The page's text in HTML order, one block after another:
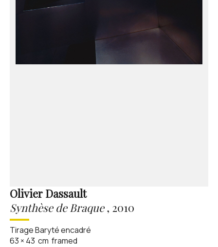
Olivier Dassault
Synthèse de Braque, 2010
Tirage Baryté encadré
63 × 43 cm framed